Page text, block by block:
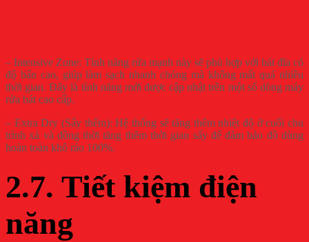
– Intensive Zone: Tính năng rửa mạnh này sẽ phù hợp với bát đĩa có
độ bẩn cao, giúp làm sạch nhanh chóng mà không mất quá nhiều
thời gian. Đây là tính năng mới được cập nhật trên một số dòng máy
rửa bát cao cấp.
– Extra Dry (Sấy thêm): Hệ thống sẽ tăng thêm nhiệt độ ở cuối chu
trình xả và đồng thời tăng thêm thời gian sấy để đảm bảo đồ dùng
hoàn toàn khô ráo 100%.
2.7. Tiết kiệm điện
năng